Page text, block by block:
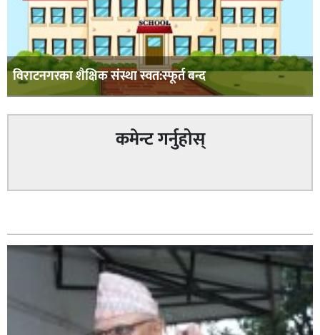
विराटनगरका शैक्षिक संस्था स्वत:स्फूर्त बन्द
कमेन्ट गर्नुहोस्